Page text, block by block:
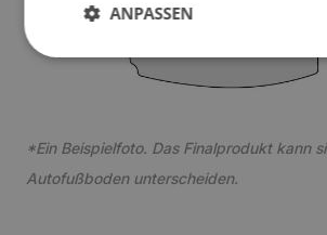
*Ein Beispielfoto. Das Finalprodukt kann
Autofußboden unterscheiden.
ANPASSEN